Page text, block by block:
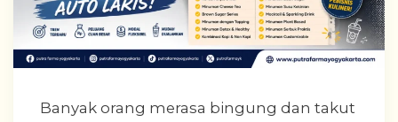
Banyak orang merasa bingung dan takut